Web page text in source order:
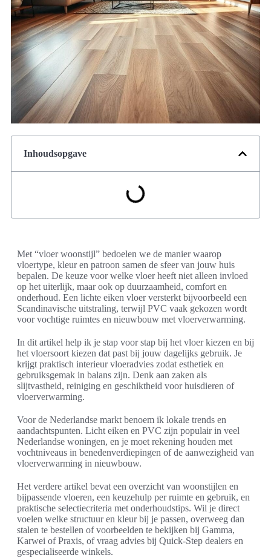
Inhoudsopgave
Met “vloer woonstijl” bedoelen we de manier waarop
vloertype, kleur en patroon samen de sfeer van jouw huis
bepalen. De keuze voor welke vloer heeft niet alleen invloed
op het uiterlijk, maar ook op duurzaamheid, comfort en
onderhoud. Een lichte eiken vloer versterkt bijvoorbeeld een
Scandinavische uitstraling, terwijl PVC vaak gekozen wordt
voor vochtige ruimtes en nieuwbouw met vloerverwarming.
In dit artikel help ik je stap voor stap bij het vloer kiezen en bij
het vloersoort kiezen dat past bij jouw dagelijks gebruik. Je
krijgt praktisch interieur vloeradvies zodat esthetiek en
gebruiksgemak in balans zijn. Denk aan zaken als
slijtvastheid, reiniging en geschiktheid voor huisdieren of
vloerverwarming.
Voor de Nederlandse markt benoem ik lokale trends en
aandachtspunten. Licht eiken en PVC zijn populair in veel
Nederlandse woningen, en je moet rekening houden met
vochtniveaus in benedenverdiepingen of de aanwezigheid van
vloerverwarming in nieuwbouw.
Het verdere artikel bevat een overzicht van woonstijlen en
bijpassende vloeren, een keuzehulp per ruimte en gebruik, en
praktische selectiecriteria met onderhoudstips. Wil je direct
voelen welke structuur en kleur bij je passen, overweeg dan
stalen te bestellen of voorbeelden te bekijken bij Gamma,
Karwei of Praxis, of vraag advies bij Quick-Step dealers en
gespecialiseerde winkels.